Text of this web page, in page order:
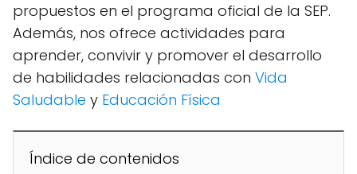
propuestos en el programa oficial de la SEP.
Además, nos ofrece actividades para
aprender, convivir y promover el desarrollo
de habilidades relacionadas con Vida
Saludable y Educación Física
Índice de contenidos